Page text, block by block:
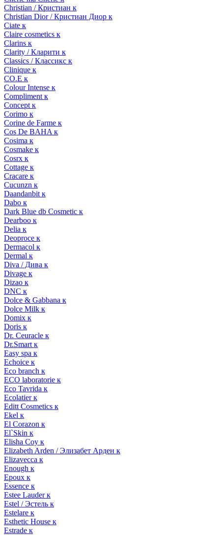
Christian / Кристиан к
Christian Dior / Кристиан Диор к
Ciate к
Claire cosmetics к
Clarins к
Clarity / Кларити к
Classics / Классикс к
Clinique к
CO.E к
Colour Intense к
Compliment к
Concept к
Corimo к
Corine de Farme к
Cos De BAHA к
Cosima к
Cosmake к
Cosrx к
Cottage к
Cracare к
Cucunzn к
Daandanbit к
Dabo к
Dark Blue db Cosmetic к
Dearboo к
Delia к
Deoproce к
Dermacol к
Dermal к
Diva / Дива к
Divage к
Dizao к
DNC к
Dolce & Gabbana к
Dolce Milk к
Domix к
Doris к
Dr. Ceuracle к
Dr.Smart к
Easy spa к
Echoice к
Eco branch к
ECO laboratorie к
Eco Tavrida к
Ecolatier к
Editt Cosmetics к
Ekel к
El Corazon к
El`Skin к
Elisha Coy к
Elizabeth Arden / Элизабет Арден к
Elizavecca к
Enough к
Epoux к
Essence к
Estee Lauder к
Estel / Эстель к
Estelare к
Esthetic House к
Estrade к